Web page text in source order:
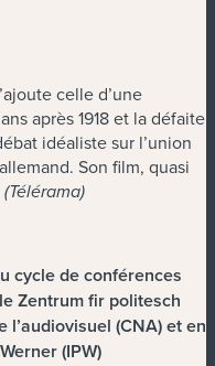
celle d’une
après 1918 et la défaite
idéaliste sur l’union
Son film, quasi
(Télérama)
cycle de conférences
Zentrum fir politesch
l’audiovisuel (CNA) et en
(IPW)